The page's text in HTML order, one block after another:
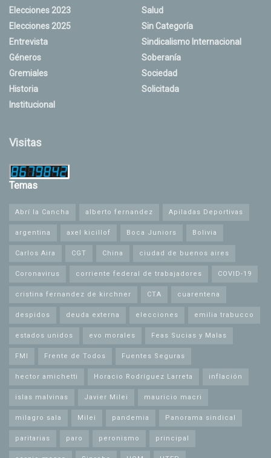
Elecciones 2023
Elecciones 2025
Entrevista
Géneros
Gremiales
Historia
Institucional
Salud
Sin Categoría
Sindicalismo Internacional
Soberanía
Sociedad
Solicitada
Visitas
Temas
Abrí la Cancha alberto fernandez Apiladas Deportivas
argentina axel kicillof Boca Juniors Bolivia
Carlos Aira CGT China ciudad de buenos aires
Coronavirus corriente federal de trabajadores COVID-19
cristina fernandez de kirchner CTA cuarentena
despidos deuda externa elecciones emilia trabucco
estados unidos evo morales Feas Sucias y Malas
FMI Frente de Todos Fuentes Seguras
hector amichetti Horacio Rodríguez Larreta inflación
islas malvinas Javier Milei mauricio macri
milagro sala Milei pandemia Panorama sindical
paritarias paro peronismo principal